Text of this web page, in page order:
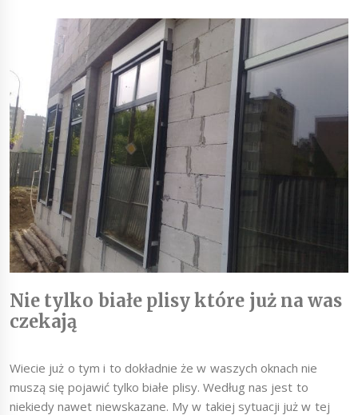
Nie tylko białe plisy które już na was
czekają
Wiecie już o tym i to dokładnie że w waszych oknach nie
muszą się pojawić tylko białe plisy. Według nas jest to
niekiedy nawet niewskazane. My w takiej sytuacji już w tej